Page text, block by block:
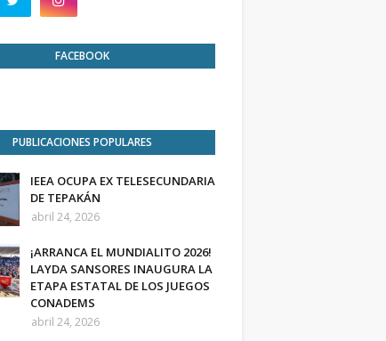
FACEBOOK
PUBLICACIONES POPULARES
IEEA OCUPA EX TELESECUNDARIA
DE TEPAKÁN
abril 24, 2026
¡ARRANCA EL MUNDIALITO 2026!
LAYDA SANSORES INAUGURA LA
ETAPA ESTATAL DE LOS JUEGOS
CONADEMS
abril 24, 2026